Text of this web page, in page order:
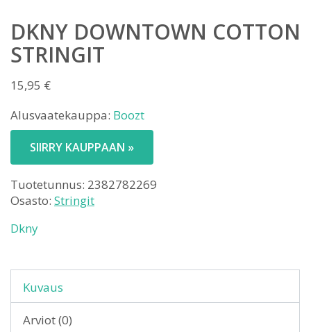
DKNY DOWNTOWN COTTON
STRINGIT
15,95 €
Alusvaatekauppa: Boozt
SIIRRY KAUPPAAN »
Tuotetunnus: 2382782269
Osasto: Stringit
Dkny
Kuvaus
Arviot (0)